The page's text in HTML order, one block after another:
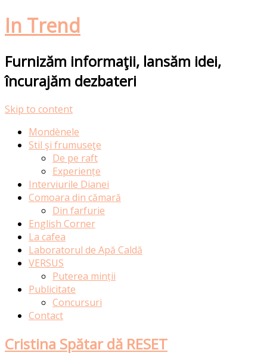
In Trend
Furnizăm informaţii, lansăm idei,
încurajăm dezbateri
Skip to content
Mondènele
Stil şi frumuseţe
De pe raft
Experiențe
Interviurile Dianei
Comoara din cămară
Din farfurie
English Corner
La cafea
Laboratorul de Apă Caldă
VERSUS
Puterea minții
Publicitate
Concursuri
Contact
Cristina Spătar dă RESET